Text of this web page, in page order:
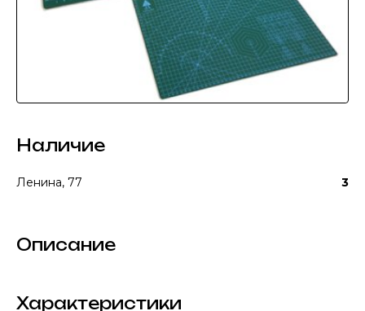
Наличие
Ленина, 77 3
Описание
Характеристики